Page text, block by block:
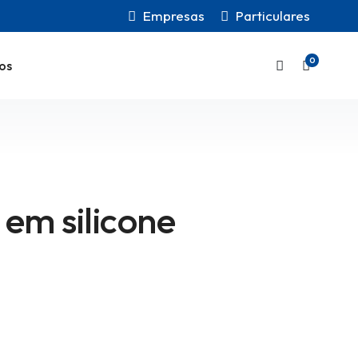
Empresas Particulares
0
silicone